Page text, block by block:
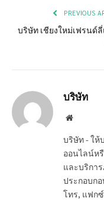
PREVIOUS
บริษัท เชียงใหม่เฟรนด์
บริษัท
Website
บริษัท - ให้
ออนไลน์ห
และบริกา
ประกอบก
โทร, แฟก